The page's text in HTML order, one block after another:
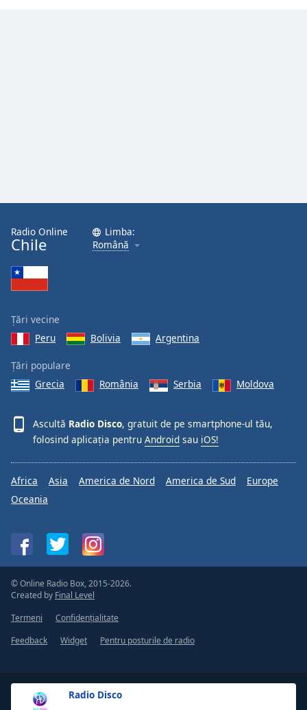
Radio Disco
Radio Online
Chile
Limba:
Română
Țări vecine
Peru
Bolivia Argentina
Țări populare
Grecia
România Serbia Moldova
Ascultă Radio Disco, gratuit de pe smartphone-ul tău,
folosind aplicația pentru Android sau iOS!
Africa Asia America de Nord America de Sud
Europe
Oceania
© Online Radio Box, 2015-2026.
Created by Final Level
Termeni
Confidențialitate
Feedback
Widget Pentru posturile de radio